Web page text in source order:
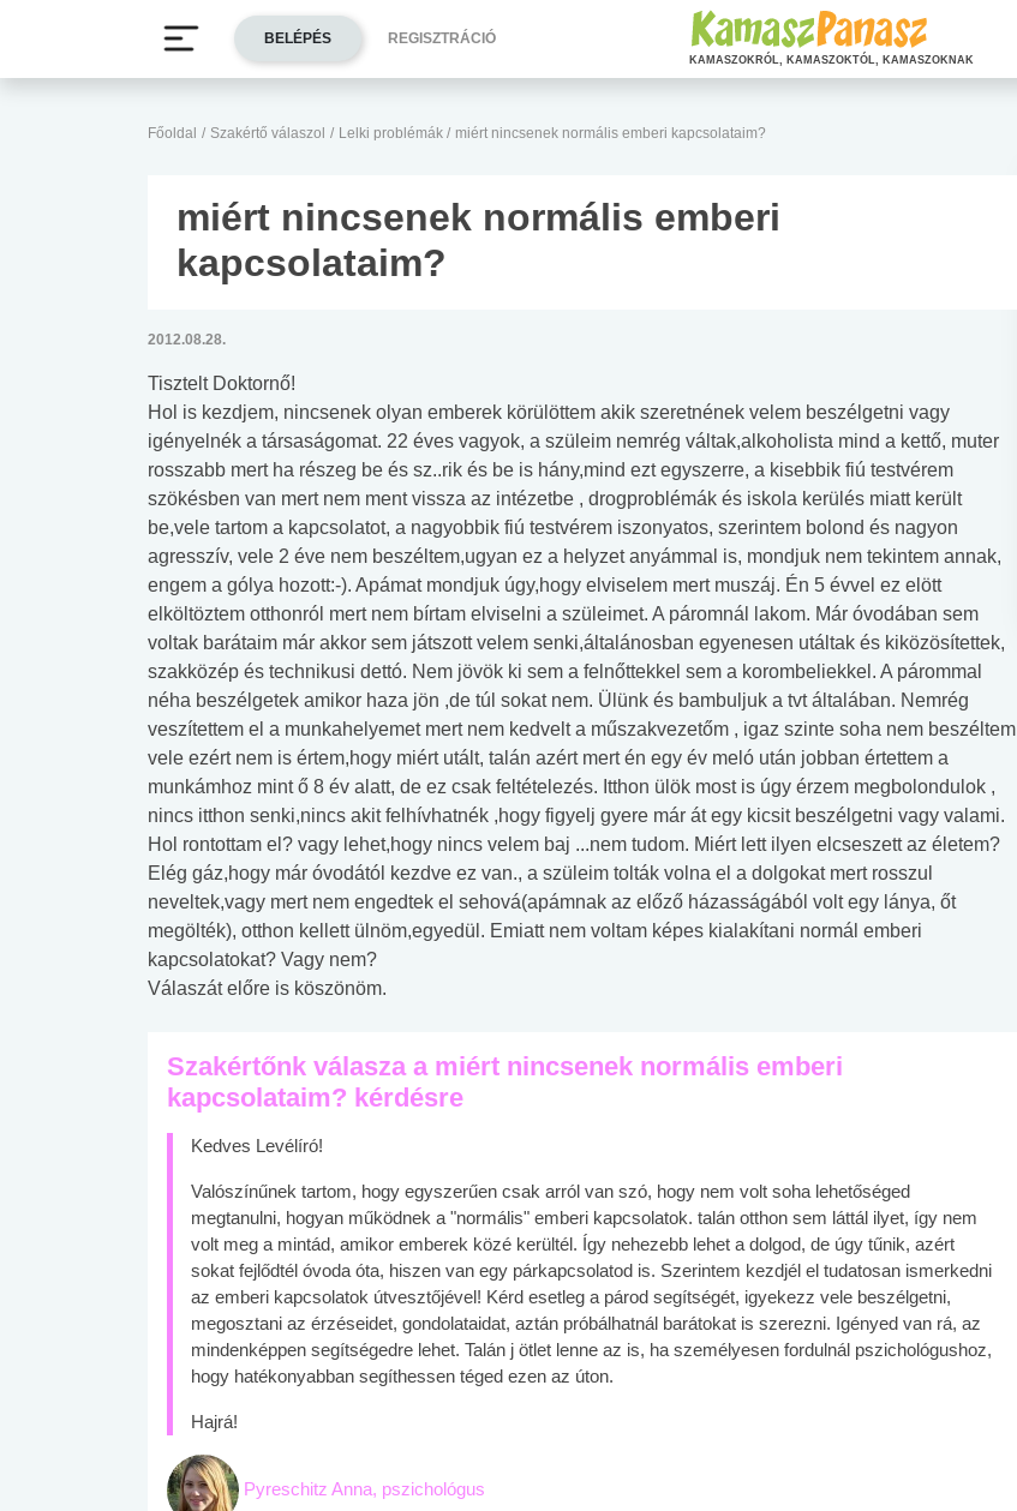
Főoldal / Szakértő válaszol / Lelki problémák / miért nincsenek normális emberi kapcsolataim?
miért nincsenek normális emberi
kapcsolataim?
2012.08.28.
Tisztelt Doktornő!
Hol is kezdjem, nincsenek olyan emberek körülöttem akik szeretnének velem beszélgetni vagy
igényelnék a társaságomat. 22 éves vagyok, a szüleim nemrég váltak,alkoholista mind a kettő, muter
rosszabb mert ha részeg be és sz..rik és be is hány,mind ezt egyszerre, a kisebbik fiú testvérem
szökésben van mert nem ment vissza az intézetbe , drogproblémák és iskola kerülés miatt került
be,vele tartom a kapcsolatot, a nagyobbik fiú testvérem iszonyatos, szerintem bolond és nagyon
agresszív, vele 2 éve nem beszéltem,ugyan ez a helyzet anyámmal is, mondjuk nem tekintem annak,
engem a gólya hozott:-). Apámat mondjuk úgy,hogy elviselem mert muszáj. Én 5 évvel ez elött
elköltöztem otthonról mert nem bírtam elviselni a szüleimet. A páromnál lakom. Már óvodában sem
voltak barátaim már akkor sem játszott velem senki,általánosban egyenesen utáltak és kiközösítettek,
szakközép és technikusi dettó. Nem jövök ki sem a felnőttekkel sem a korombeliekkel. A párommal
néha beszélgetek amikor haza jön ,de túl sokat nem. Ülünk és bambuljuk a tvt általában. Nemrég
veszítettem el a munkahelyemet mert nem kedvelt a műszakvezetőm , igaz szinte soha nem beszéltem
vele ezért nem is értem,hogy miért utált, talán azért mert én egy év meló után jobban értettem a
munkámhoz mint ő 8 év alatt, de ez csak feltételezés. Itthon ülök most is úgy érzem megbolondulok ,
nincs itthon senki,nincs akit felhívhatnék ,hogy figyelj gyere már át egy kicsit beszélgetni vagy valami.
Hol rontottam el? vagy lehet,hogy nincs velem baj ...nem tudom. Miért lett ilyen elcseszett az életem?
Elég gáz,hogy már óvodától kezdve ez van., a szüleim tolták volna el a dolgokat mert rosszul
neveltek,vagy mert nem engedtek el sehová(apámnak az előző házasságából volt egy lánya, őt
megölték), otthon kellett ülnöm,egyedül. Emiatt nem voltam képes kialakítani normál emberi
kapcsolatokat? Vagy nem?
Válaszát előre is köszönöm.
Szakértőnk válasza a miért nincsenek normális emberi
kapcsolataim? kérdésre
Kedves Levélíró!
Valószínűnek tartom, hogy egyszerűen csak arról van szó, hogy nem volt soha lehetőséged
megtanulni, hogyan működnek a "normális" emberi kapcsolatok. talán otthon sem láttál ilyet, így nem
volt meg a mintád, amikor emberek közé kerültél. Így nehezebb lehet a dolgod, de úgy tűnik, azért
sokat fejlődtél óvoda óta, hiszen van egy párkapcsolatod is. Szerintem kezdjél el tudatosan ismerkedni
az emberi kapcsolatok útvesztőjével! Kérd esetleg a párod segítségét, igyekezz vele beszélgetni,
megosztani az érzéseidet, gondolataidat, aztán próbálhatnál barátokat is szerezni. Igényed van rá, az
mindenképpen segítségedre lehet. Talán j ötlet lenne az is, ha személyesen fordulnál pszichológushoz,
hogy hatékonyabban segíthessen téged ezen az úton.
Hajrá!
Pyreschitz Anna, pszichológus
BELÉPÉS REGISZTRÁCIÓ
KAMASZOKRÓL, KAMASZOKTÓL, KAMASZOKNAK